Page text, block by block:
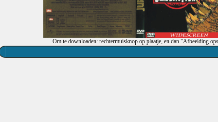
Om te downloaden: rechtermuisknop op plaatje, en dan "Afbeelding